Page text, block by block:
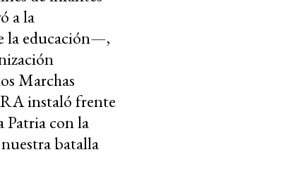
a la
la educación—,
Marchas
instaló frente
Patria con la
batalla